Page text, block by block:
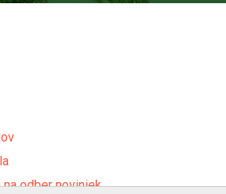
odber noviniek